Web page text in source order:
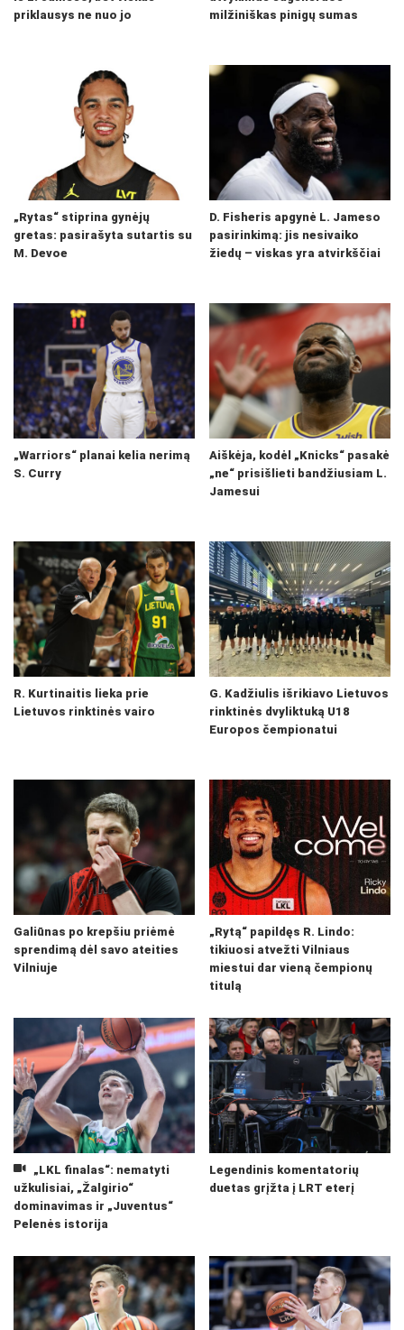
priklausys ne nuo jo
milžiniškas pinigų sumas
„Rytas“ stiprina gynėjų
gretas: pasirašyta sutartis su
M. Devoe
D. Fisheris apgynė L. Jameso
pasirinkimą: jis nesivaiko
žiedų – viskas yra atvirkščiai
„Warriors“ planai kelia nerimą
S. Curry
Aiškėja, kodėl „Knicks“ pasakė
„ne“ prisišlieti bandžiusiam L.
Jamesui
R. Kurtinaitis lieka prie
Lietuvos rinktinės vairo
G. Kadžiulis išrikiavo Lietuvos
rinktinės dvyliktuką U18
Europos čempionatui
Galiūnas po krepšiu priėmė
sprendimą dėl savo ateities
Vilniuje
„Rytą“ papildęs R. Lindo:
tikiuosi atvežti Vilniaus
miestui dar vieną čempionų
titulą
„LKL finalas“: nematyti
užkulisiai, „Žalgirio“
dominavimas ir „Juventus“
Pelenės istorija
Legendinis komentatorių
duetas grįžta į LRT eterį